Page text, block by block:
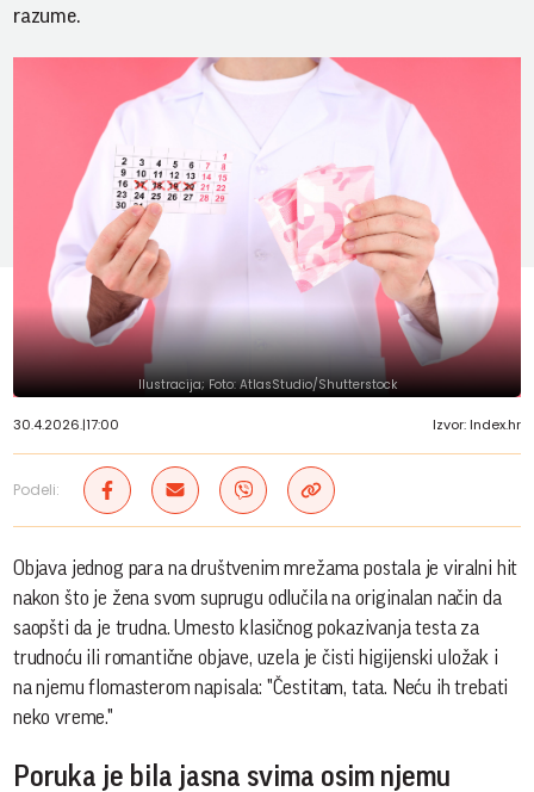
razume.
Ilustracija; Foto: AtlasStudio/Shutterstock
30.4.2026.|17:00 Izvor: Index.hr
Podeli:
Objava jednog para na društvenim mrežama postala je viralni hit
nakon što je žena svom suprugu odlučila na originalan način da
saopšti da je trudna. Umesto klasičnog pokazivanja testa za
trudnoću ili romantične objave, uzela je čisti higijenski uložak i
na njemu flomasterom napisala: "Čestitam, tata. Neću ih trebati
neko vreme."
Poruka je bila jasna svima osim njemu